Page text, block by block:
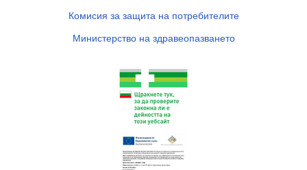
Комисия за защита на потребителите
Министерство на здравеопазването